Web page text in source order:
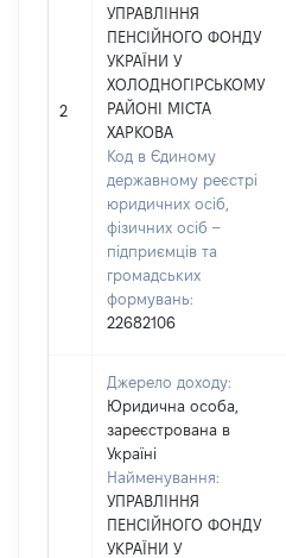
2
УПРАВЛІННЯ
ПЕНСІЙНОГО ФОНДУ
УКРАЇНИ У
ХОЛОДНОГІРСЬКОМУ
РАЙОНІ МІСТА
ХАРКОВА
Код в Єдиному
державному реєстрі
юридичних осіб,
фізичних осіб –
підприємців та
громадських
формувань:
22682106
Джерело доходу:
Юридична особа,
зареєстрована в
Україні
Найменування:
УПРАВЛІННЯ
ПЕНСІЙНОГО ФОНДУ
УКРАЇНИ У